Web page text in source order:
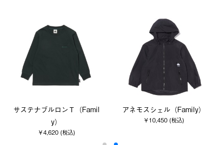
サステナブルロンＴ（Famil
y）
￥4,620 (税込)
アネモスシェル（Family）
￥10,450 (税込)